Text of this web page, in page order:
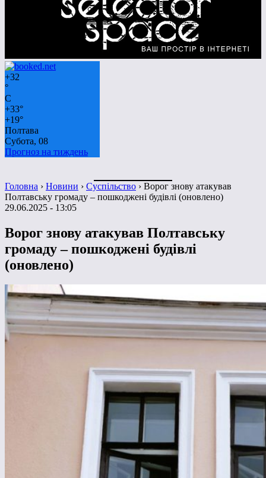
+32
°
C
+33°
+19°
Полтава
Субота, 08
Прогноз на тиждень
Головна › Новини › Суспільство › Ворог знову атакував
Полтавську громаду – пошкоджені будівлі (оновлено)
29.06.2025 - 13:05
Ворог знову атакував Полтавську
громаду – пошкоджені будівлі
(оновлено)